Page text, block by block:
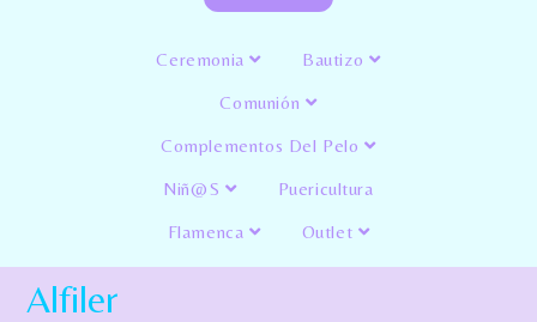
Ceremonia Bautizo
Comunión
Complementos Del Pelo
Niñ@s Puericultura
Flamenca Outlet
Alfiler